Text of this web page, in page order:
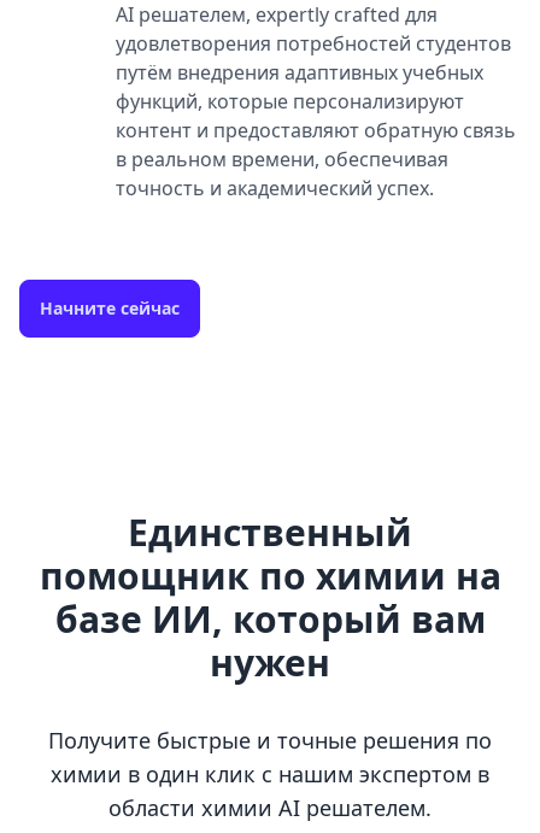
AI решателем, expertly crafted для
удовлетворения потребностей студентов
путём внедрения адаптивных учебных
функций, которые персонализируют
контент и предоставляют обратную связь
в реальном времени, обеспечивая
точность и академический успех.
Начните сейчас
Единственный
помощник по химии на
базе ИИ, который вам
нужен
Получите быстрые и точные решения по
химии в один клик с нашим экспертом в
области химии AI решателем.